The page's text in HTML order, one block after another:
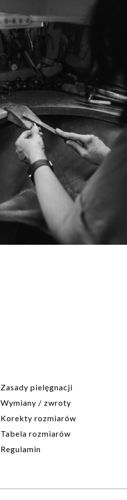
Zasady pielęgnacji
Wymiany / zwroty
Korekty rozmiarów
Tabela rozmiarów
Regulamin